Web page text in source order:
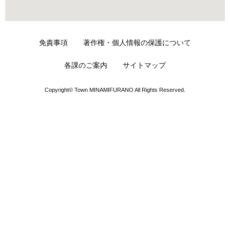
免責事項 著作権・個人情報の保護について
各課のご案内 サイトマップ
Copyright© Town MINAMIFURANO All Rights Reserved.